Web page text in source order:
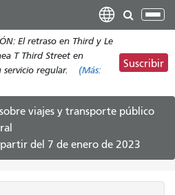
contenido
principal
El retraso en Third y Le
T Third Street en
regular.
(Más:
Suscribir
viajes y transporte público
del 7 de enero de 2023